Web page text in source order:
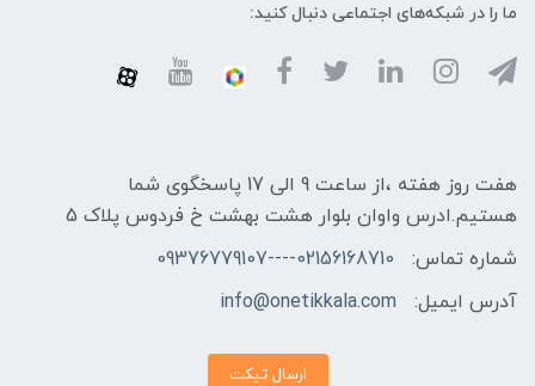
ما را در شبکه‌های اجتماعی دنبال کنید:
هفت روز هفته ،از ساعت 9 الی 17 پاسخگوی شما
هستیم.ادرس واوان بلوار هشت بهشت خ فردوس پلاک 5
شماره تماس:
02156168710----09376779107
آدرس ایمیل:
info@onetikkala.com
ارسال تیکت